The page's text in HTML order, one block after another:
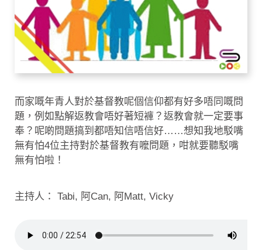
而家嘅年青人對於基督教呢個信仰都有好多唔同嘅問
題，例如點解返教會唔好著短褲？返教會就一定要事
奉？呢啲問題搞到都唔知信唔信好……想知我地駁嘴
無有怕4位主持對於基督教有嚒問題，咁就要聽駁嘴
無有怕啦！
主持人： Tabi, 阿Can, 阿Matt, Vicky